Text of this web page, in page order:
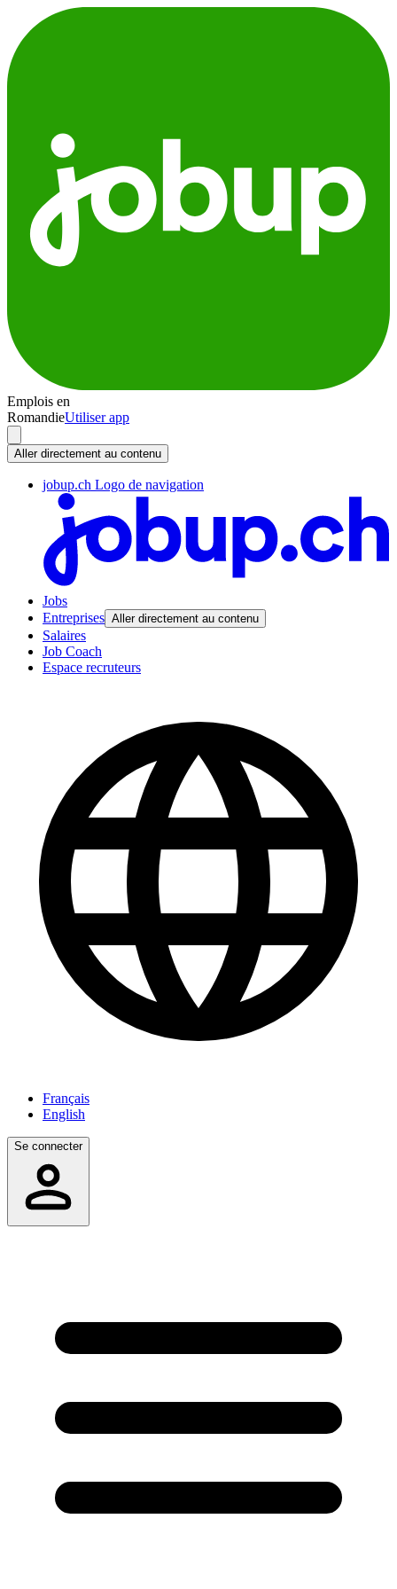
Emplois en
RomandieUtiliser app
Aller directement au contenu
jobup.ch Logo de navigation
Jobs
Entreprises Aller directement au contenu
Salaires
Job Coach
Espace recruteurs
Français
English
Se connecter